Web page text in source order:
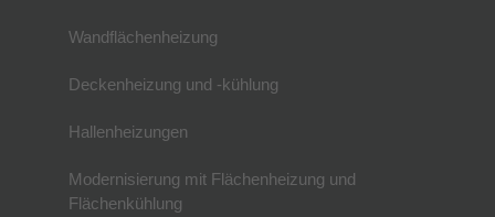
Wandflächenheizung
Deckenheizung und -kühlung
Hallenheizungen
Modernisierung mit Flächenheizung und
Flächenkühlung